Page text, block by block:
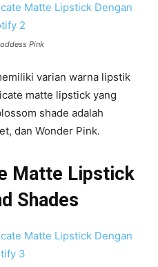
Pink
varian warna lipstik
matte lipstick yang
shade adalah
dan Wonder Pink.
Matte Lipstick
Shades